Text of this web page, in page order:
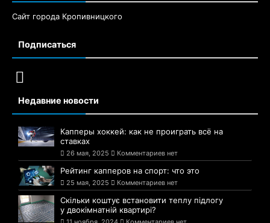
Сайт города Кропивницкого
Подписаться
Недавние новости
Капперы хоккей: как не проиграть всё на
ставках
26 мая, 2025 Комментариев нет
Рейтинг капперов на спорт: что это
25 мая, 2025 Комментариев нет
Скільки коштує встановити теплу підлогу
у двокімнатній квартирі?